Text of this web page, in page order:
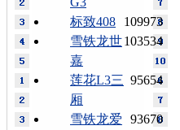
109973
标致408
103534
雪铁龙世
嘉
95654
莲花L3三
厢
93670
雪铁龙爱